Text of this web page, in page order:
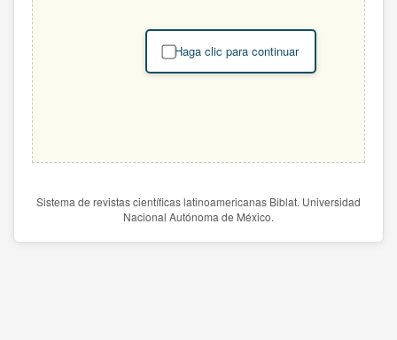
Haga clic para continuar
Sistema de revistas científicas latinoamericanas Biblat. Universidad
Nacional Autónoma de México.